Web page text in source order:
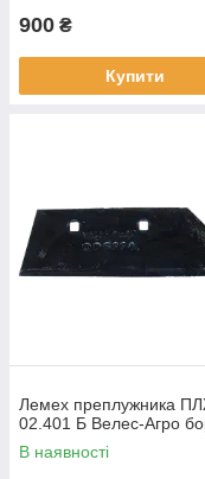
900 ₴
Купити
Лемех преплужника
02.401 Б Велес-Агро
В наявності